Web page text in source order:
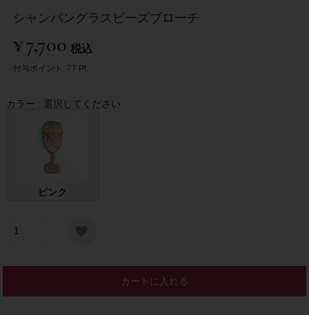
シャンパングラスビーズブローチ
¥7,700 税込
付与ポイント: 77 Pt.
カラー 選択してください
ピンク
カートに入れる